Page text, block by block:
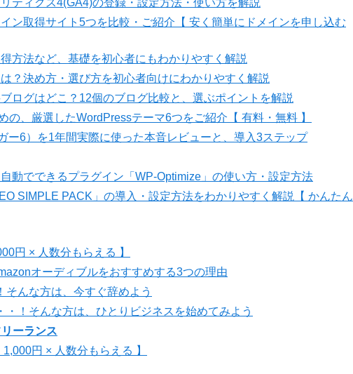
ティクス4(GA4)の登録・設定方法・使い方を解説
ン取得サイト5つを比較・ご紹介【 安く簡単にドメインを申し込む
方法など、基礎を初心者にもわかりやすく解説
？決め方・選び方を初心者向けにわかりやすく解説
ログはどこ？12個のブログ比較と、選ぶポイントを解説
の、厳選したWordPressテーマ6つをご紹介【 有料・無料 】
ー6）を1年間実際に使った本音レビューと、導入3ステップ
動でできるプラグイン「WP-Optimize」の使い方・設定方法
SIMPLE PACK」の導入・設定方法をわかりやすく解説【 かんたん
円 × 人数分もらえる 】
オーディブルをおすすめする3つの理由
んな方は、今すぐ辞めよう
・！そんな方は、ひとりビジネスを始めてみよう
ーランス
円 × 人数分もらえる 】